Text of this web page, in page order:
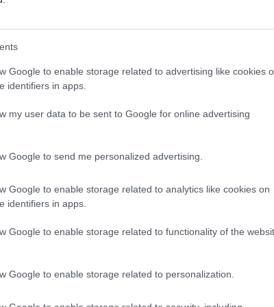
Google to enable storage related to advertising like cookies
identifiers in apps.
my user data to be sent to Google for online advertising
Google to send me personalized advertising.
Google to enable storage related to analytics like cookies on
identifiers in apps.
Google to enable storage related to functionality of the
Google to enable storage related to personalization.
ez a haladék sok céget megtéveszthet. Az
kiadott ajánlása alapján ugyanis
az 500 millió forint
kötelező lesz ESG
hogy a bankok már idén elkezdik az
és vállalatirányítási kockázatainak
út: ESG-megfelelés